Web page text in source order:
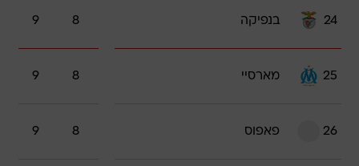
24 בנפיקה 8
9
25 מארסיי 8
9
26 פאפוס 8
9